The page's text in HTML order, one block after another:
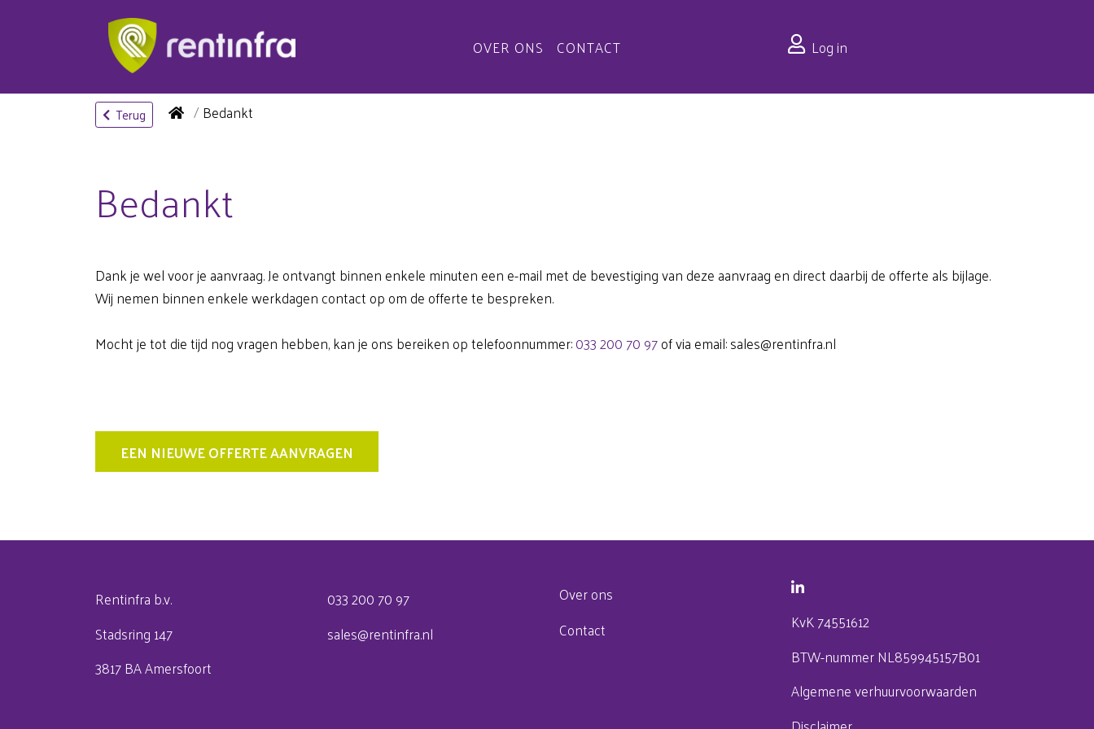
Log in
OVER ONS CONTACT
Terug Bedankt
Bedankt
Dank je wel voor je aanvraag. Je ontvangt binnen enkele minuten een e-mail met de bevestiging van deze aanvraag en direct daarbij de offerte als bijlage.
Wij nemen binnen enkele werkdagen contact op om de offerte te bespreken.
Mocht je tot die tijd nog vragen hebben, kan je ons bereiken op telefoonnummer:033 200 70 97of via email: sales@rentinfra.nl
EEN NIEUWE OFFERTE AANVRAGEN
Rentinfra b.v.
Stadsring 147
3817 BA Amersfoort
033 200 70 97
sales@rentinfra.nl
Over ons
Contact
KvK 74551612
BTW-nummer NL859945157B01
Algemene verhuurvoorwaarden